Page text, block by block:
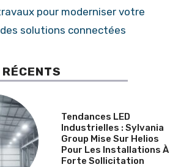
pour moderniser votre
solutions connectées
Tendances LED
Industrielles : Sylvania
Group Mise Sur Helios
Pour Les Installations À
Forte Sollicitation